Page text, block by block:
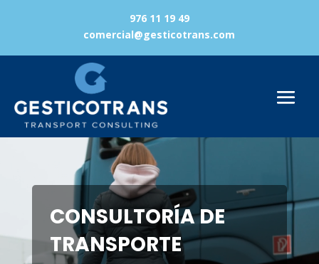
976 11 19 49
comercial@gesticotrans.com
CONSULTORÍA DE
TRANSPORTE